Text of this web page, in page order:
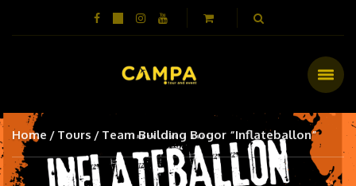
Home Tours Team Building Bogor “Inflateballon”